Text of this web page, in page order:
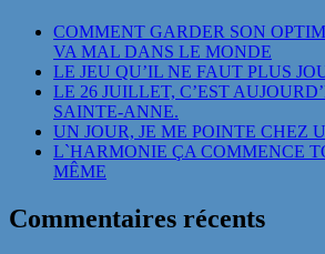
COMMENT GARDER SON
VA MAL DANS LE MONDE
LE JEU QU’IL NE FAUT PLUS
LE 26 JUILLET, C’EST
SAINTE-ANNE.
UN JOUR, JE ME POINTE CHEZ
L`HARMONIE ÇA COMMENCE
MÊME
Commentaires récents